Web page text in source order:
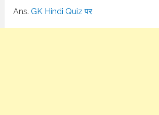
Ans.GK Hindi Quiz पर